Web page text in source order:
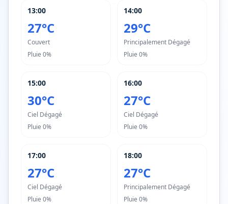
13:00
27°C
Couvert
Pluie 0%
14:00
29°C
Principalement Dégagé
Pluie 0%
15:00
30°C
Ciel Dégagé
Pluie 0%
16:00
27°C
Ciel Dégagé
Pluie 0%
17:00
27°C
Ciel Dégagé
Pluie 0%
18:00
27°C
Principalement Dégagé
Pluie 0%